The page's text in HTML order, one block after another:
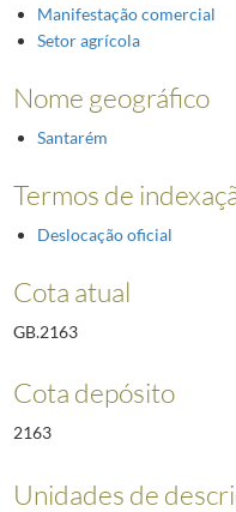
Manifestação comercial
Setor agrícola
Nome geográfico
Santarém
Termos de
Deslocação oficial
Cota atual
GB.2163
Cota depósito
2163
Unidades de